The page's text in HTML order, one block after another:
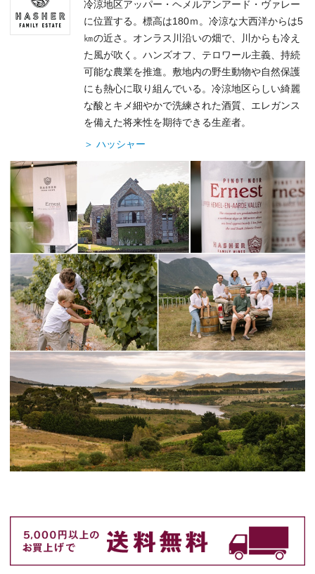
冷涼地区アッパー・ヘメルアンアード・ヴァレー
に位置する。標高は180ｍ。冷涼な大西洋からは5
㎞の近さ。オンラス川沿いの畑で、川からも冷え
た風が吹く。ハンズオフ、テロワール主義、持続
可能な農業を推進。敷地内の野生動物や自然保護
にも熱心に取り組んでいる。冷涼地区らしい綺麗
な酸とキメ細やかで洗練された酒質、エレガンス
を備えた将来性を期待できる生産者。
＞ ハッシャー